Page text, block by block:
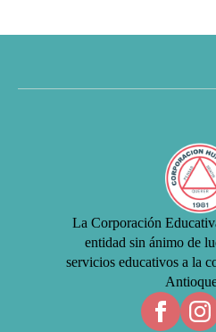
La Corporación
entidad sin ánimo de
servicios educativos a la